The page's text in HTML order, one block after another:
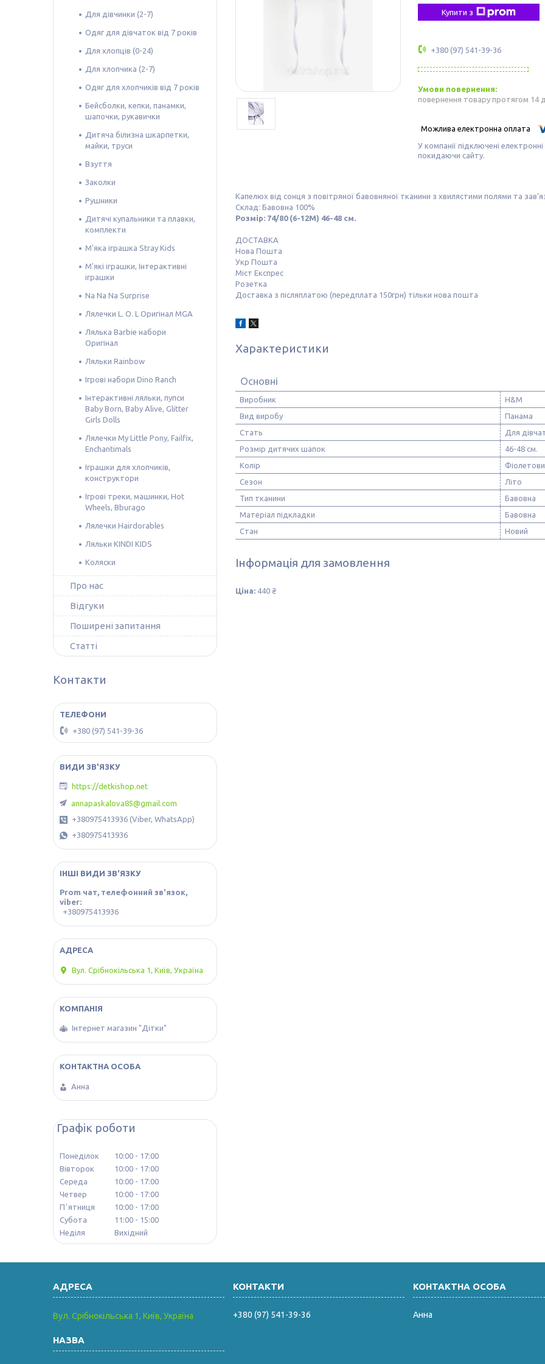
Купити з
+380 (97) 541-39-36
повернення товару протягом 14
У компанії підключені
покидаючи сайту.
Капелюх від сонця з повітряної бавовняної тканини з хвилястими полями та
Склад: Бавовна 100%
Розмір: 74/80 (6-12M) 46-48 см.
ДОСТАВКА
Нова Пошта
Укр Пошта
Міст Експрес
Розетка
Доставка з післяплатою (передплата 150грн) тільки нова пошта
Характеристики
Основні
Виробник
H&M
Вид виробу
Панама
Стать
Для
Розмір дитячих шапок
46-48 см.
Колір
Сезон
Літо
Тип тканини
Бавовна
Матеріал підкладки
Бавовна
Стан
Новий
Інформація для замовлення
Ціна: 440 ₴
Для дівчинки (2-7)
Одяг для дівчаток від 7 років
Для хлопців (0-24)
Для хлопчика (2-7)
Одяг для хлопчиків від 7 років
Бейсболки, кепки, панамки,
шапочки, рукавички
Дитяча білизна шкарпетки,
майки, труси
Взуття
Заколки
Рушники
Дитячі купальники та плавки,
комплекти
М'яка іграшка Stray Kids
М'які іграшки, Інтерактивні
іграшки
Na Na Na Surprise
Лялечки L. O. L Оригінал MGA
Лялька Barbie набори
Оригінал
Ляльки Rainbow
Ігрові набори Dino Ranch
Інтерактивні ляльки, пупси
Baby Born, Baby Alive, Glitter
Girls Dolls
Лялечки My Little Pony, Failfix,
Enchantimals
Іграшки для хлопчиків,
конструктори
Ігрові треки, машинки, Hot
Wheels, Bburago
Лялечки Hairdorables
Ляльки KINDI KIDS
Коляски
Про нас
Відгуки
Поширені запитання
Статті
Контакти
+380 (97) 541-39-36
https://detkishop.net
annapaskalova85@gmail.com
+380975413936 (Viber, WhatsApp)
+380975413936
ІНШІ ВИДИ ЗВ'ЯЗКУ
Prom чат, телефонний зв'язок,
viber
+380975413936
Вул. Срібнокільська 1, Київ, Україна
Інтернет магазин "Дітки"
Анна
Графік роботи
Понеділок 10:00
17:00
Вівторок
10:00
17:00
Середа
10:00
17:00
Четвер
10:00
17:00
Пʼятниця
10:00
17:00
Субота
11:00
15:00
Неділя
Вихідний
Вул. Срібнокільська 1, Київ, Україна +380 (97) 541-39-36 Анна